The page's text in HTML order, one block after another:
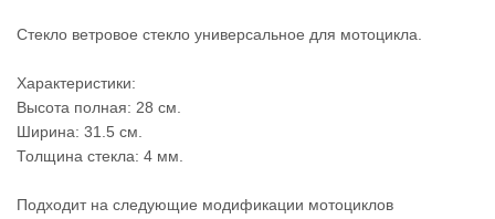
Стекло ветровое стекло универсальное для мотоцикла.
Характеристики:
Высота полная: 28 см.
Ширина: 31.5 см.
Толщина стекла: 4 мм.
Подходит на следующие модификации мотоциклов